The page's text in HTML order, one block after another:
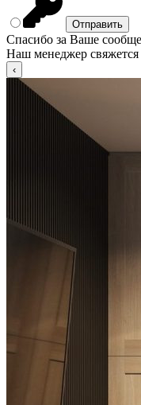
Спасибо за Ваше
Наш менеджер